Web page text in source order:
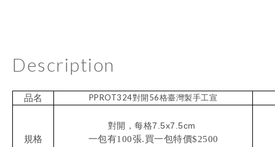
Description
品名 PPROT324對開56格臺灣製手工宣
規格
對開，每格7.5x7.5cm
一包有100張.買一包特價$2500